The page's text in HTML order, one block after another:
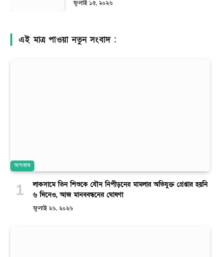
জুলাই ১৫, ২০২৬
এই মাত্র পাওয়া নতুন সংবাদ :
অপরাধ
লাকসামে তিন শিশুকে যৌন নিপীড়নের মামলার অভিযুক্ত গ্রেপ্তার হয়নি
৬ দিনেও, আজ মানববন্ধনের ঘোষণা
জুলাই ২৬, ২০২৬